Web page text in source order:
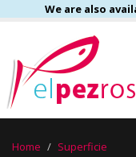
We are also
Home Superficie